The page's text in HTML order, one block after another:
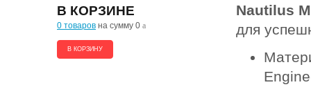
В КОРЗИНЕ
0 товаров на сумму 0 a
В КОРЗИНУ
Nautilus
для